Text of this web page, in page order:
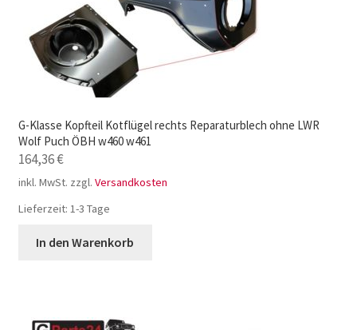
G-Klasse Kopfteil Kotflügel rechts Reparaturblech ohne LWR
Wolf Puch ÖBH w460 w461
164,36€
inkl. MwSt. zzgl. Versandkosten
Lieferzeit: 1-3 Tage
In den Warenkorb